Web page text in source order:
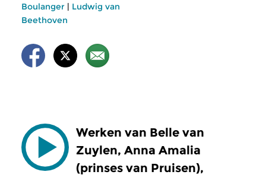
Boulanger | Ludwig van
Beethoven
Werken van Belle van
Zuylen, Anna Amalia
(prinses van Pruisen),